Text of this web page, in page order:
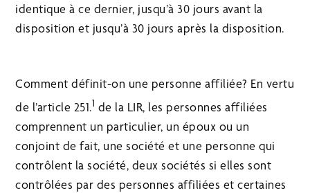
identique à ce dernier, jusqu’à 30 jours avant la
disposition et jusqu’à 30 jours après la disposition.
Comment définit-on une personne affiliée? En vertu
de l’article 251.1 de la LIR, les personnes affiliées
comprennent un particulier, un époux ou un
conjoint de fait, une société et une personne qui
contrôlent la société, deux sociétés si elles sont
contrôlées par des personnes affiliées et certaines